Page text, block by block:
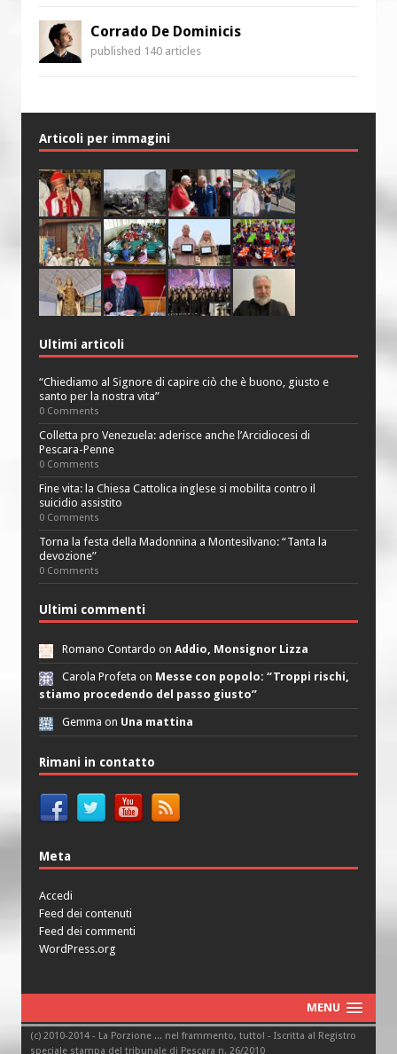
Corrado De Dominicis
published 140 articles
Articoli per immagini
Ultimi articoli
“Chiediamo al Signore di capire ciò che è buono, giusto e
santo per la nostra vita”
0 Comments
Colletta pro Venezuela: aderisce anche l’Arcidiocesi di
Pescara-Penne
0 Comments
Fine vita: la Chiesa Cattolica inglese si mobilita contro il
suicidio assistito
0 Comments
Torna la festa della Madonnina a Montesilvano: “Tanta la
devozione”
0 Comments
Ultimi commenti
Romano Contardo on Addio, Monsignor Lizza
Carola Profeta on Messe con popolo: “Troppi rischi,
stiamo procedendo del passo giusto”
Gemma on Una mattina
Rimani in contatto
Meta
Accedi
Feed dei contenuti
Feed dei commenti
WordPress.org
MENU
(c) 2010-2014 - La Porzione ... nel frammento, tutto! - Iscritta al Registro
speciale stampa del tribunale di Pescara n. 26/2010